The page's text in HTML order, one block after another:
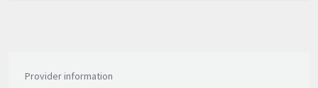
Provider information